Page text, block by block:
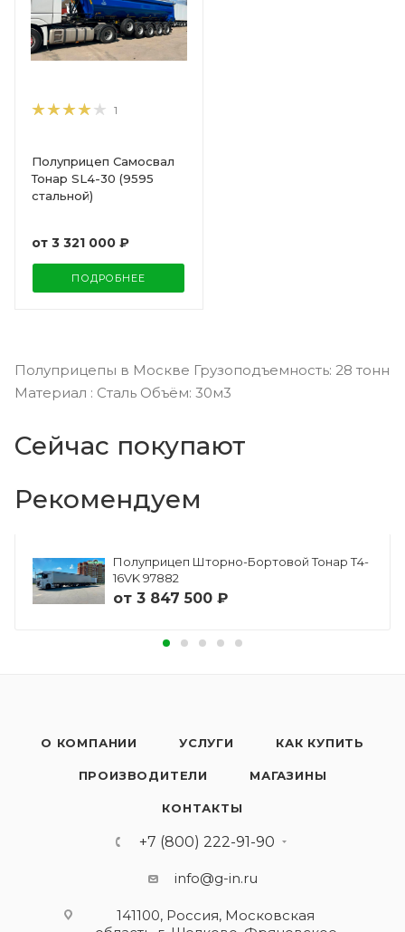
1
Полуприцеп Самосвал
Тонар SL4-30 (9595
стальной)
от 3 321 000 ₽
ПОДРОБНЕЕ
Полуприцепы в Москве Грузоподъемность: 28 тонн
Материал : Сталь Объём: 30м3
Сейчас покупают
Рекомендуем
Полуприцеп Шторно-Бортовой Тонар Т4-
16VK 97882
от 3 847 500 ₽
О КОМПАНИИ УСЛУГИ КАК КУПИТЬ
ПРОИЗВОДИТЕЛИ МАГАЗИНЫ
КОНТАКТЫ
+7 (800) 222-91-90
info@g-in.ru
141100, Россия, Московская